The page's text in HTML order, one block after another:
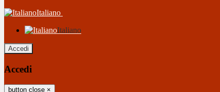
Italiano
Italiano
Accedi
Accedi
button close ×